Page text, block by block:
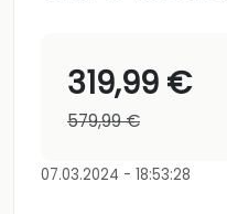
319,99 €
579,99 €
07.03.2024 - 18:53:28